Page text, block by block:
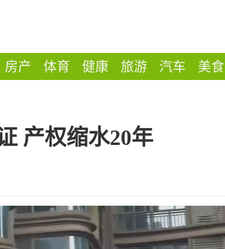
房产 体育 健康 旅游 汽车 美食
产权缩水20年